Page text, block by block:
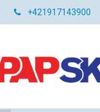
+421917143900